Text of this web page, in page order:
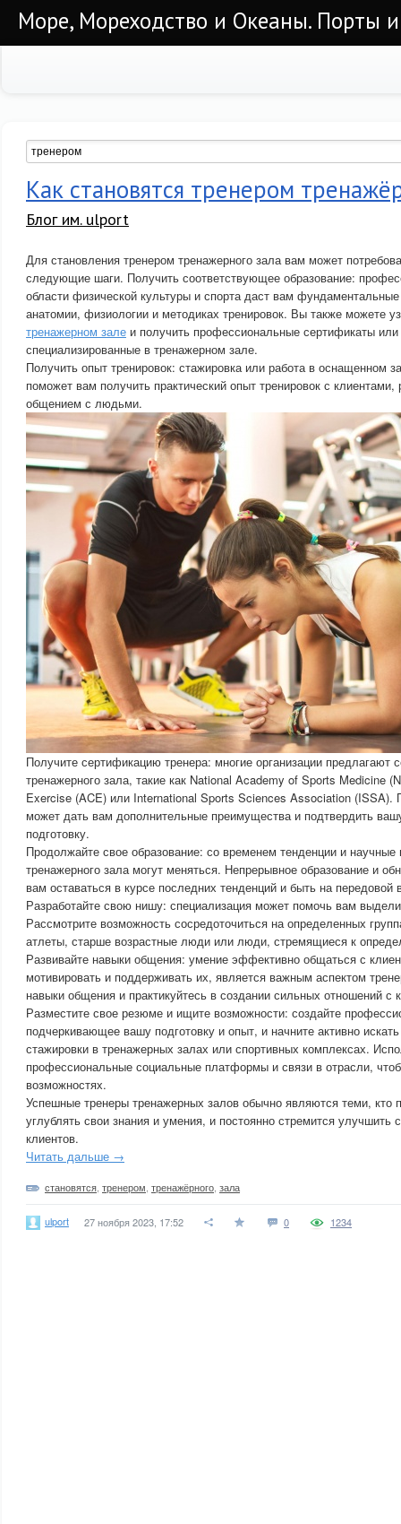
Море, Мореходство и Океаны. Порты
Как становятся тренером
Блог им. ulport
Для становления тренером тренажерного зала вам может
следующие шаги. Получить соответствующее образование:
области физической культуры и спорта даст вам фундаментальные
анатомии, физиологии и методиках тренировок. Вы также можете
тренажерном зале и получить профессиональные сертификаты
специализированные в тренажерном зале.
Получить опыт тренировок: стажировка или работа в оснащенном
поможет вам получить практический опыт тренировок с
общением с людьми.
Получите сертификацию тренера: многие организации предлагают
тренажерного зала, такие как National Academy of Sports Medicine
Exercise (ACE) или International Sports Sciences Association (ISSA).
может дать вам дополнительные преимущества и подтвердить
подготовку.
Продолжайте свое образование: со временем тенденции и научные
тренажерного зала могут меняться. Непрерывное образование и
вам оставаться в курсе последних тенденций и быть на передовой
Разработайте свою нишу: специализация может помочь вам
Рассмотрите возможность сосредоточиться на определенных
атлеты, старше возрастные люди или люди, стремящиеся к
Развивайте навыки общения: умение эффективно общаться с
мотивировать и поддерживать их, является важным аспектом
навыки общения и практикуйтесь в создании сильных отношений с
Разместите свое резюме и ищите возможности: создайте
подчеркивающее вашу подготовку и опыт, и начните активно
стажировки в тренажерных залах или спортивных комплексах.
профессиональные социальные платформы и связи в отрасли,
возможностях.
Успешные тренеры тренажерных залов обычно являются теми, кто
углублять свои знания и умения, и постоянно стремится улучшить
клиентов.
Читать дальше →
становятся тренером тренажёрного зала
ulport 27 ноября 2023, 17:52 0 1234